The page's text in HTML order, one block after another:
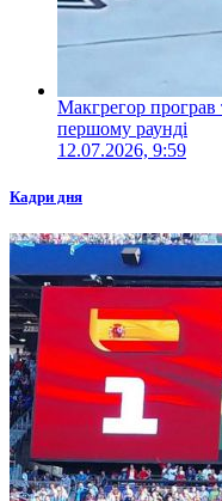
Макгрегор
першому раунді
12.07.2026, 9:59
Кадри дня